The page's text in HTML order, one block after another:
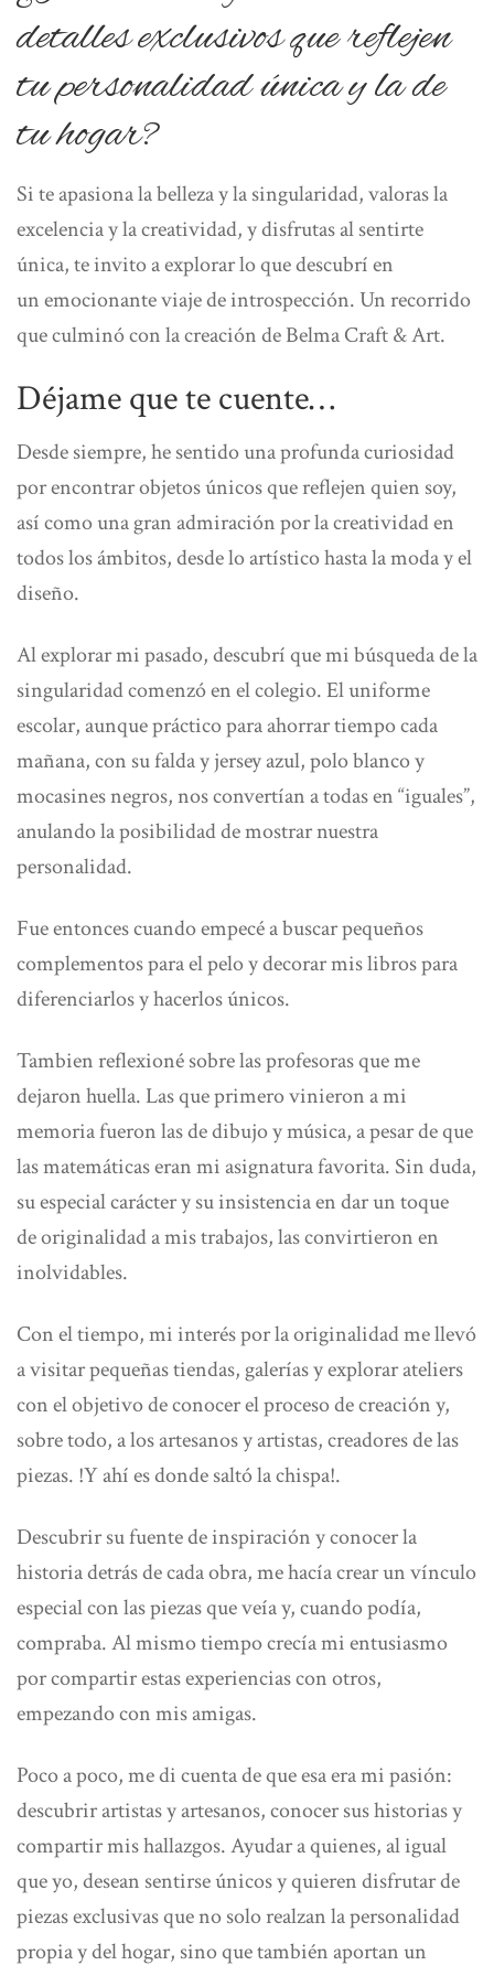
detalles exclusivos que reflejen
tu personalidad única y la de
tu hogar?
Site apasiona la belleza y la singularidad, valoras la
excelencia y la creatividad, ydisfrutas al sentirte
única, te invito a explorar lo que descubrí en
unemocionante viaje de introspección. Un recorrido
que culminó con lacreación de Belma Craft & Art.
Déjame que te cuente…
Desde siempre, he sentido una profundacuriosidad
por encontrar objetos únicosque reflejen quien soy,
así como una granadmiración por la creatividaden
todos los ámbitos, desde lo artístico hasta la moda y el
diseño.
Al explorar mi pasado, descubrí que mi búsqueda de la
singularidadcomenzó en el colegio. El uniforme
escolar, aunque práctico para ahorrar tiempo cada
mañana, con su falda y jersey azul, polo blanco y
mocasines negros, nos convertían a todas en “iguales”,
anulando la posibilidad de mostrar nuestra
personalidad.
Fue entonces cuando empecé a buscar pequeños
complementos para el pelo y decorar mis libros para
diferenciarlos y hacerlos únicos.
Tambien reflexioné sobre las profesoras que me
dejaron huella. Las que primero vinieron a mi
memoria fueron las de dibujo y música, a pesar de que
las matemáticas eran mi asignatura favorita. Sin duda,
su especial carácter y su insistencia en dar un toque
de originalidad a mis trabajos, las convirtieron en
inolvidables.
Con el tiempo, mi interés por la originalidad me llevó
a visitar pequeñas tiendas, galerías y explorar ateliers
con el objetivo de conocer el proceso de creación y,
sobre todo, a los artesanos y artistas, creadores de las
piezas. !Y ahí es donde saltó la chispa!.
Descubrir su fuente de inspiración y conocer la
historia detrás de cada obra, me hacía crear un vínculo
especial con las piezas que veía y, cuando podía,
compraba. Al mismo tiempo crecía mi entusiasmo
por compartir estas experiencias con otros,
empezando con mis amigas.
Poco a poco, me di cuenta de que esa erami pasión:
descubrir artistas y artesanos, conocer sus historias y
compartir mis hallazgos. Ayudar a quienes, al igual
que yo, desean sentirse únicos y quieren disfrutar de
piezas exclusivas que no solo realzan la personalidad
propia y del hogar, sino que también aportan un